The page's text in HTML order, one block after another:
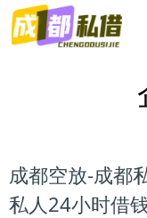
成都空放-成都
私人24小时借